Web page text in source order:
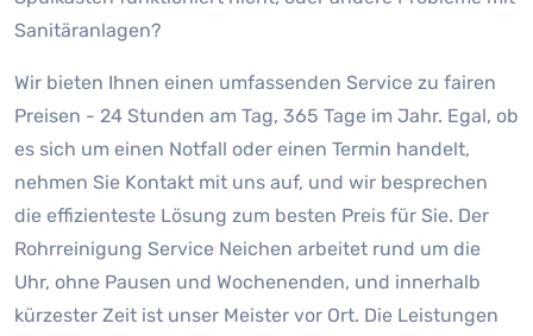
Sanitäranlagen?
Wir bieten Ihnen einen umfassenden Service zu fairen
Preisen - 24 Stunden am Tag, 365 Tage im Jahr. Egal, ob
es sich um einen Notfall oder einen Termin handelt,
nehmen Sie Kontakt mit uns auf, und wir besprechen
die effizienteste Lösung zum besten Preis für Sie. Der
Rohrreinigung Service Neichen arbeitet rund um die
Uhr, ohne Pausen und Wochenenden, und innerhalb
kürzester Zeit ist unser Meister vor Ort. Die Leistungen